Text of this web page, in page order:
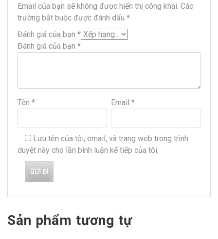
Email của bạn sẽ không được hiển thị công khai. Các
trường bắt buộc được đánh dấu *
Đánh giá của bạn *
Đánh giá của bạn *
Tên * Email *
Lưu tên của tôi, email, và trang web trong trình
duyệt này cho lần bình luận kế tiếp của tôi.
Sản phẩm tương tự